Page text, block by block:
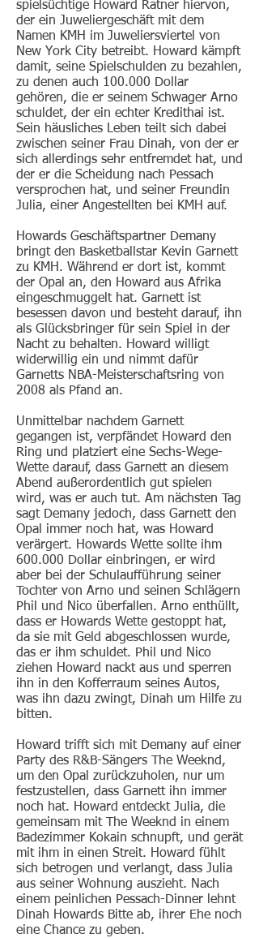
spielsüchtige Howard Ratner hiervon,
der ein Juweliergeschäft mit dem
Namen KMH im Juweliersviertel von
New York City betreibt. Howard kämpft
damit, seine Spielschulden zu bezahlen,
zu denen auch 100.000 Dollar
gehören, die er seinem Schwager Arno
schuldet, der ein echter Kredithai ist.
Sein häusliches Leben teilt sich dabei
zwischen seiner Frau Dinah, von der er
sich allerdings sehr entfremdet hat, und
der er die Scheidung nach Pessach
versprochen hat, und seiner Freundin
Julia, einer Angestellten bei KMH auf.
Howards Geschäftspartner Demany
bringt den Basketballstar Kevin Garnett
zu KMH. Während er dort ist, kommt
der Opal an, den Howard aus Afrika
eingeschmuggelt hat. Garnett ist
besessen davon und besteht darauf, ihn
als Glücksbringer für sein Spiel in der
Nacht zu behalten. Howard willigt
widerwillig ein und nimmt dafür
Garnetts NBA-Meisterschaftsring von
2008 als Pfand an.
Unmittelbar nachdem Garnett
gegangen ist, verpfändet Howard den
Ring und platziert eine Sechs-Wege-
Wette darauf, dass Garnett an diesem
Abend außerordentlich gut spielen
wird, was er auch tut. Am nächsten Tag
sagt Demany jedoch, dass Garnett den
Opal immer noch hat, was Howard
verärgert. Howards Wette sollte ihm
600.000 Dollar einbringen, er wird
aber bei der Schulaufführung seiner
Tochter von Arno und seinen Schlägern
Phil und Nico überfallen. Arno enthüllt,
dass er Howards Wette gestoppt hat,
da sie mit Geld abgeschlossen wurde,
das er ihm schuldet. Phil und Nico
ziehen Howard nackt aus und sperren
ihn in den Kofferraum seines Autos,
was ihn dazu zwingt, Dinah um Hilfe zu
bitten.
Howard trifft sich mit Demany auf einer
Party des R&B-Sängers The Weeknd,
um den Opal zurückzuholen, nur um
festzustellen, dass Garnett ihn immer
noch hat. Howard entdeckt Julia, die
gemeinsam mit The Weeknd in einem
Badezimmer Kokain schnupft, und gerät
mit ihm in einen Streit. Howard fühlt
sich betrogen und verlangt, dass Julia
aus seiner Wohnung auszieht. Nach
einem peinlichen Pessach-Dinner lehnt
Dinah Howards Bitte ab, ihrer Ehe noch
eine Chance zu geben.